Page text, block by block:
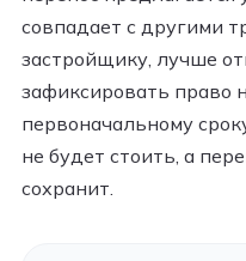
совпадает с другими
застройщику, лучше
зафиксировать право
первоначальному
не будет стоить, а
сохранит.